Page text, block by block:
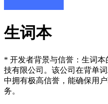
生词本
* 开发者背景与信誉：生词
技有限公司。该公司在背单
中拥有极高信誉，能确保用
务。